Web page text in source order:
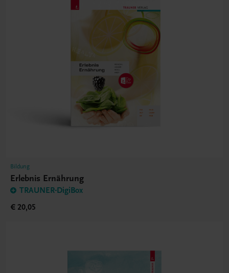
Bildung
Erlebnis Ernährung
TRAUNER-DigiBox
€ 20,05